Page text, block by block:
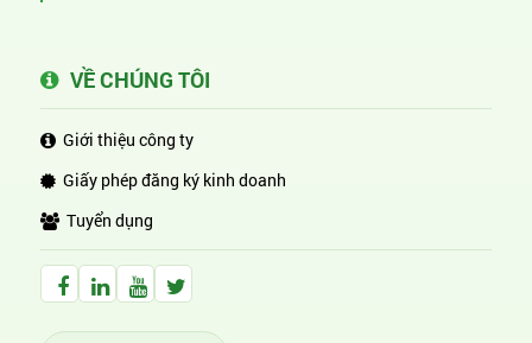
VỀ CHÚNG TÔI
Giới thiệu công ty
Giấy phép đăng ký kinh doanh
Tuyển dụng
Facebook Huỳnh Gia Alpha
LinkedIn Huỳnh Gia Alpha
YouTube Huỳnh Gia Alpha
Twitter Huỳnh Gia Alpha